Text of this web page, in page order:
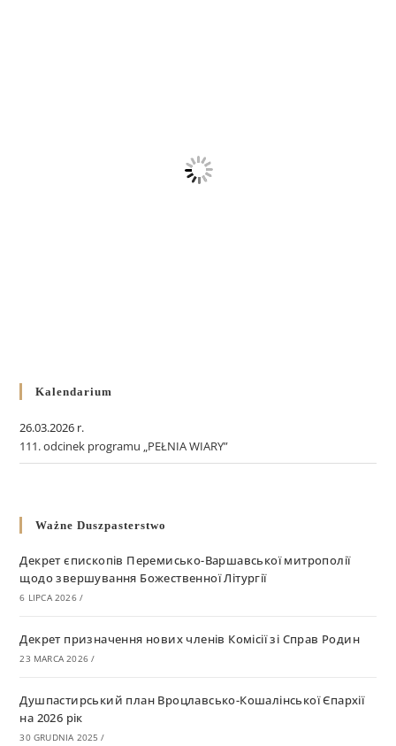
Kalendarium
26.03.2026 r.
111. odcinek programu „PEŁNIA WIARY”
Ważne Duszpasterstwo
Декрет єпископів Перемисько-Варшавської митрополії
щодо звершування Божественної Літургії
6 LIPCA 2026 /
Декрет призначення нових членів Комісії зі Справ Родин
23 MARCA 2026 /
Душпастирський план Вроцлавсько-Кошалінської Єпархії
на 2026 рік
30 GRUDNIA 2025 /